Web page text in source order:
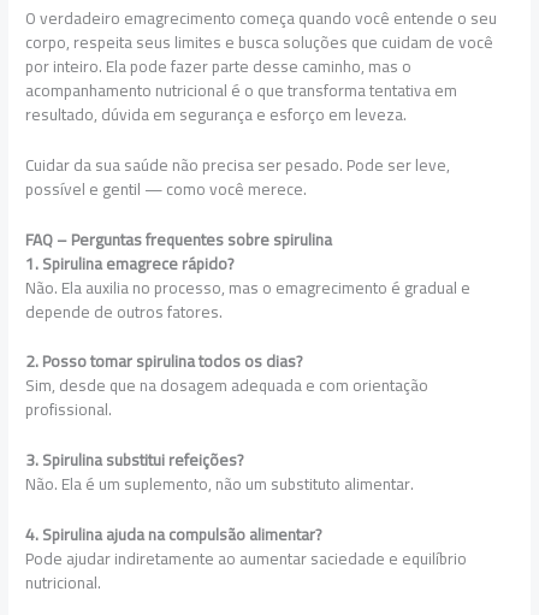
O verdadeiro emagrecimento começa quando você entende o seu
corpo, respeita seus limites e busca soluções que cuidam de você
por inteiro. Ela pode fazer parte desse caminho, mas o
acompanhamento nutricional é o que transforma tentativa em
resultado, dúvida em segurança e esforço em leveza.
Cuidar da sua saúde não precisa ser pesado. Pode ser leve,
possível e gentil — como você merece.
FAQ – Perguntas frequentes sobre spirulina
1. Spirulina emagrece rápido?
Não. Ela auxilia no processo, mas o emagrecimento é gradual e
depende de outros fatores.
2. Posso tomar spirulina todos os dias?
Sim, desde que na dosagem adequada e com orientação
profissional.
3. Spirulina substitui refeições?
Não. Ela é um suplemento, não um substituto alimentar.
4. Spirulina ajuda na compulsão alimentar?
Pode ajudar indiretamente ao aumentar saciedade e equilíbrio
nutricional.